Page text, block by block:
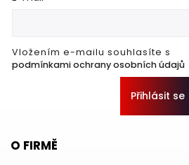
Vložením e-mailu souhlasíte s
podmínkami ochrany osobních údajů
Přihlásit se
O FIRMĚ